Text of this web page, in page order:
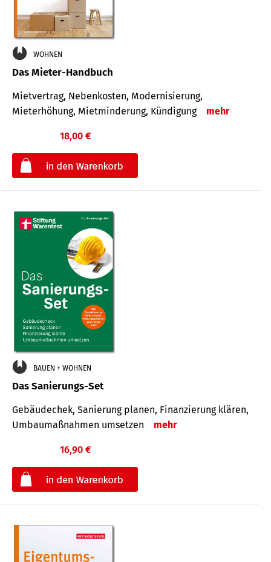
WOHNEN
Das Mieter-Handbuch
Mietvertrag, Nebenkosten, Modernisierung,
Mieterhöhung, Mietminderung, Kündigung
mehr
18,00 €
BAUEN + WOHNEN
Das Sanierungs-Set
Gebäudechek, Sanierung planen, Finanzierung klären,
Umbaumaßnahmen umsetzen
mehr
16,90 €